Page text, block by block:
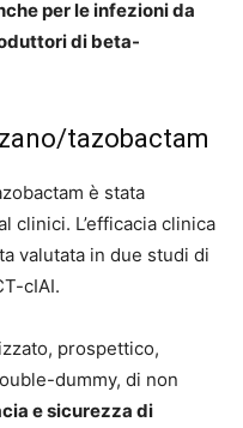
per le infezioni da
di beta-
tazobactam
è stata
clinici. L’efficacia clinica
valutata in due studi di
cIAI.
prospettico,
dummy, di non
e sicurezza di